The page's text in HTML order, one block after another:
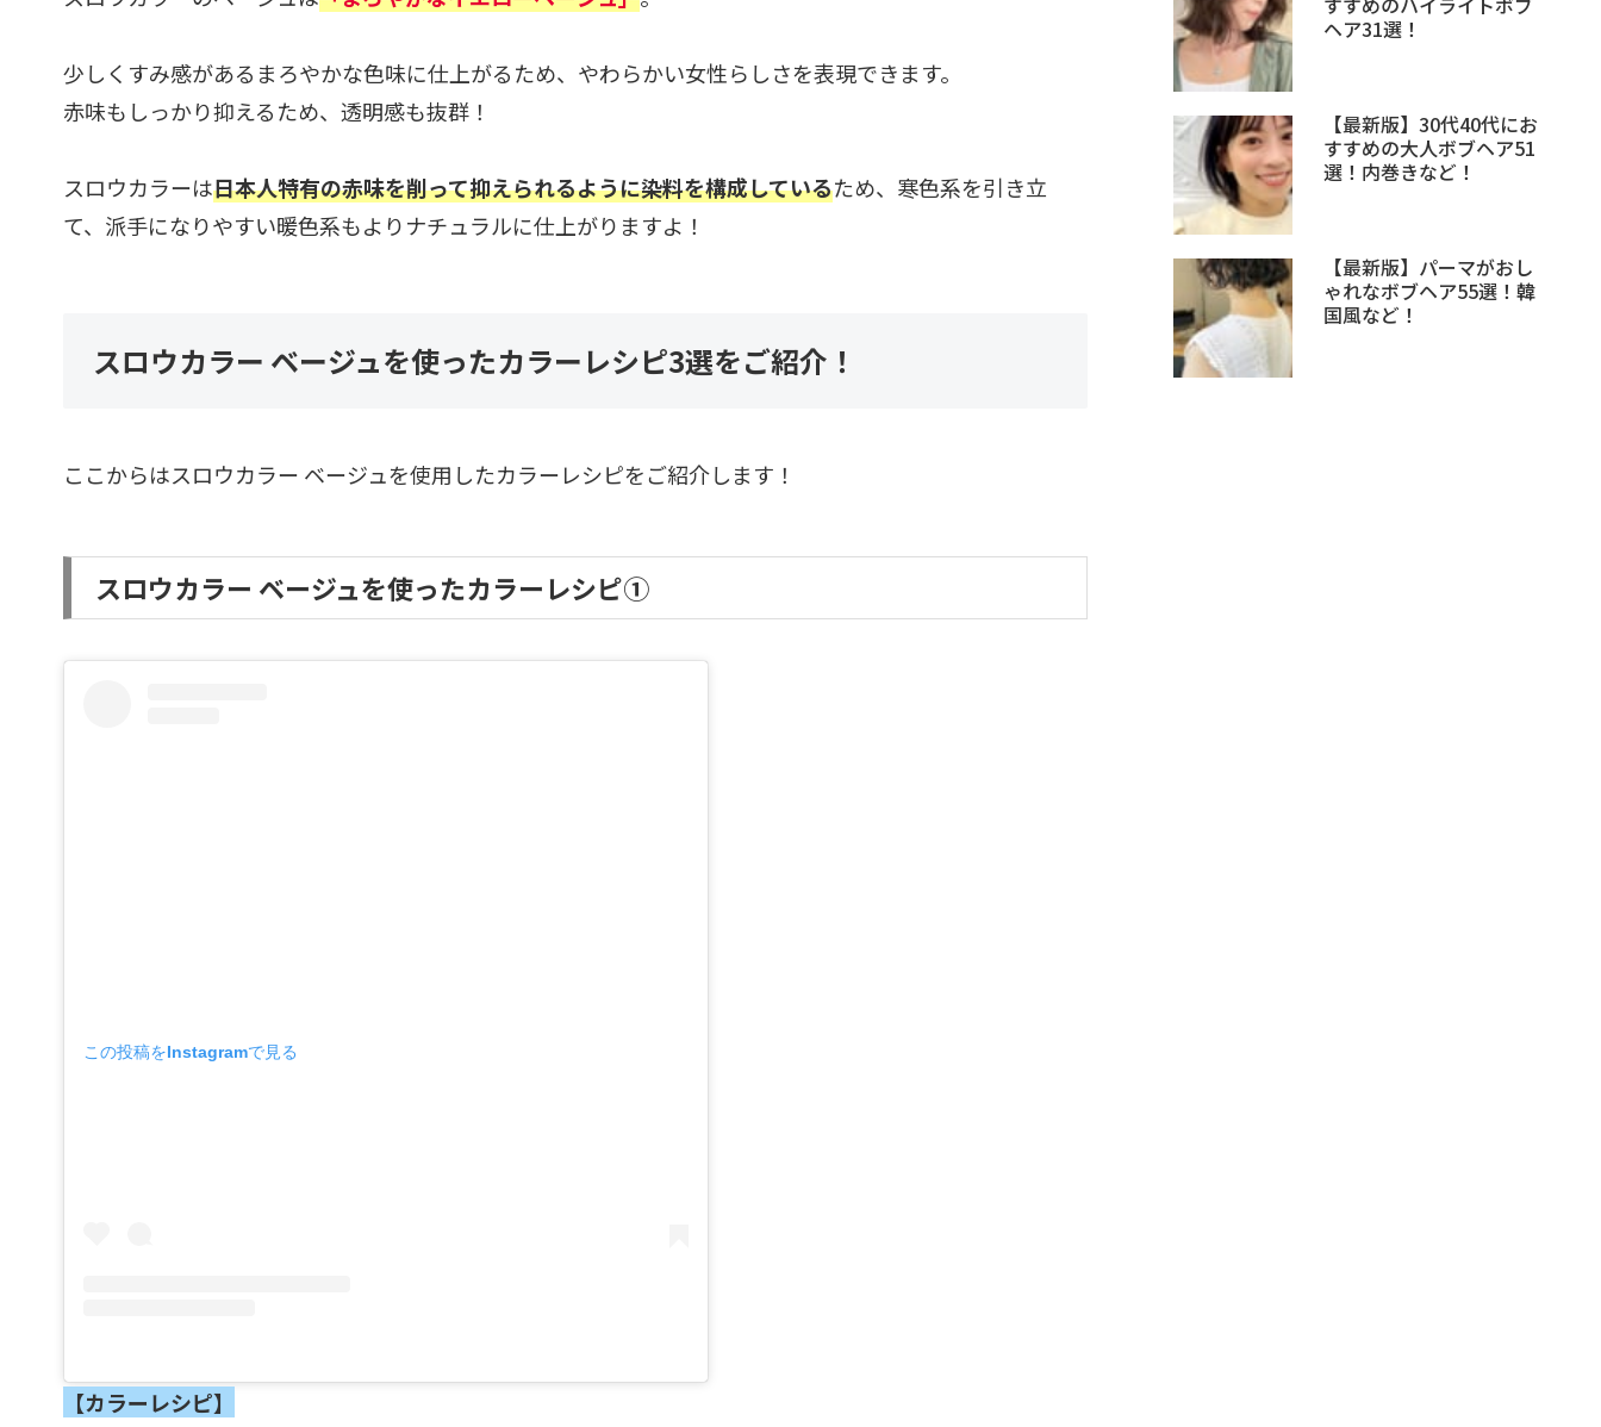
少しくすみ感があるまろやかな色味に仕上がるため、やわらかい女性らしさを表現できます。
赤味もしっかり抑えるため、透明感も抜群！
スロウカラーは日本人特有の赤味を削って抑えられるように染料を構成しているため、寒色系を引き立
て、派手になりやすい暖色系もよりナチュラルに仕上がりますよ！
スロウカラー ベージュを使ったカラーレシピ3選をご紹介！
ここからはスロウカラー ベージュを使用したカラーレシピをご紹介します！
スロウカラー ベージュを使ったカラーレシピ①
この投稿をInstagramで見る
【カラーレシピ】
ヘア31選！
【最新版】30代40代にお
すすめの大人ボブヘア51
選！内巻きなど！
【最新版】パーマがおし
ゃれなボブヘア55選！韓
国風など！